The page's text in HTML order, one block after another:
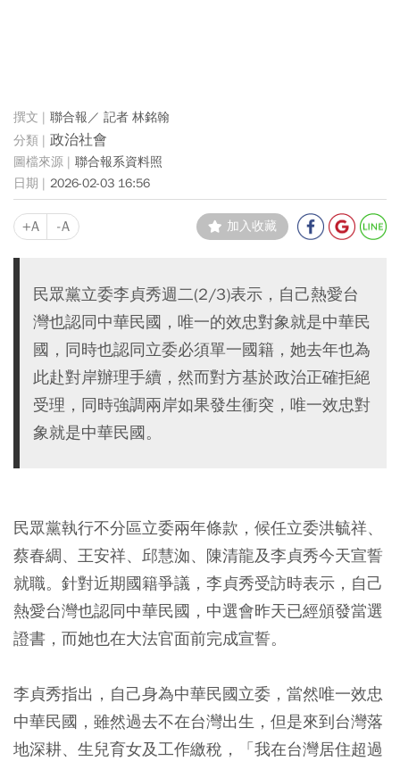
聯合報／ 記者 林銘翰
政治社會
聯合報系資料照
2026-02-03 16:56
+A -A 加入收藏
民眾黨立委李貞秀週二(2/3)表示，自己熱愛台
灣也認同中華民國，唯一的效忠對象就是中華民
國，同時也認同立委必須單一國籍，她去年也為
此赴對岸辦理手續，然而對方基於政治正確拒絕
受理，同時強調兩岸如果發生衝突，唯一效忠對
象就是中華民國。
民眾黨執行不分區立委兩年條款，候任立委洪毓祥、
蔡春綢、王安祥、邱慧洳、陳清龍及李貞秀今天宣誓
就職。針對近期國籍爭議，李貞秀受訪時表示，自己
熱愛台灣也認同中華民國，中選會昨天已經頒發當選
證書，而她也在大法官面前完成宣誓。
李貞秀指出，自己身為中華民國立委，當然唯一效忠
中華民國，雖然過去不在台灣出生，但是來到台灣落
地深耕、生兒育女及工作繳稅，「我在台灣居住超過